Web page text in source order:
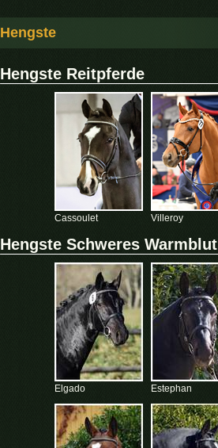
Hengste
Hengste Reitpferde
Cassoulet Villeroy
Hengste Schweres Warmblut
Elgado Estephan